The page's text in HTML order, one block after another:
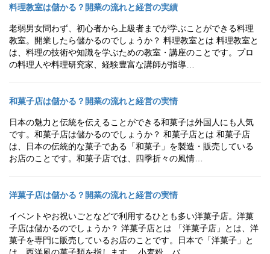
料理教室は儲かる？開業の流れと経営の実績
老弱男女問わず、初心者から上級者までが学ぶことができる料理
教室。開業したら儲かるのでしょうか？ 料理教室とは 料理教室と
は、料理の技術や知識を学ぶための教室・講座のことです。プロ
の料理人や料理研究家、経験豊富な講師が指導…
和菓子店は儲かる？開業の流れと経営の実情
日本の魅力と伝統を伝えることができる和菓子は外国人にも人気
です。和菓子店は儲かるのでしょうか？ 和菓子店とは 和菓子店
は、日本の伝統的な菓子である「和菓子」を製造・販売している
お店のことです。和菓子店では、四季折々の風情…
洋菓子店は儲かる？開業の流れと経営の実情
イベントやお祝いごとなどで利用するひとも多い洋菓子店。洋菓
子店は儲かるのでしょうか？ 洋菓子店とは 「洋菓子店」とは、洋
菓子を専門に販売しているお店のことです。日本で「洋菓子」と